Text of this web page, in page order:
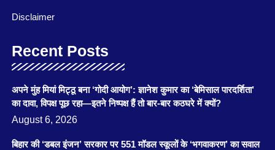
Disclaimer
Recent Posts
अपने मुंह मियां मिट्ठू बना ‘गोदी आयोग’: ज्ञानेश कुमार का ‘बेमिसाल पारदर्शिता’
का दावा, विपक्ष पूछ रहा—इतने निष्पक्ष हैं तो बार-बार कठघरे में क्यों?
August 6, 2026
बिहार की ‘डबल इंजन’ सरकार पर 551 मॉडल स्कूलों के ‘भगवाकरण’ का सवाल